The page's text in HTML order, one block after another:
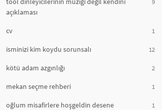
açıklaması
cv 1
isminizi kim koydu sorunsalı 12
kötü adam azgınlığı 2
mekan seçme rehberi 1
oğlum misafirlere hoşgeldin desene 1